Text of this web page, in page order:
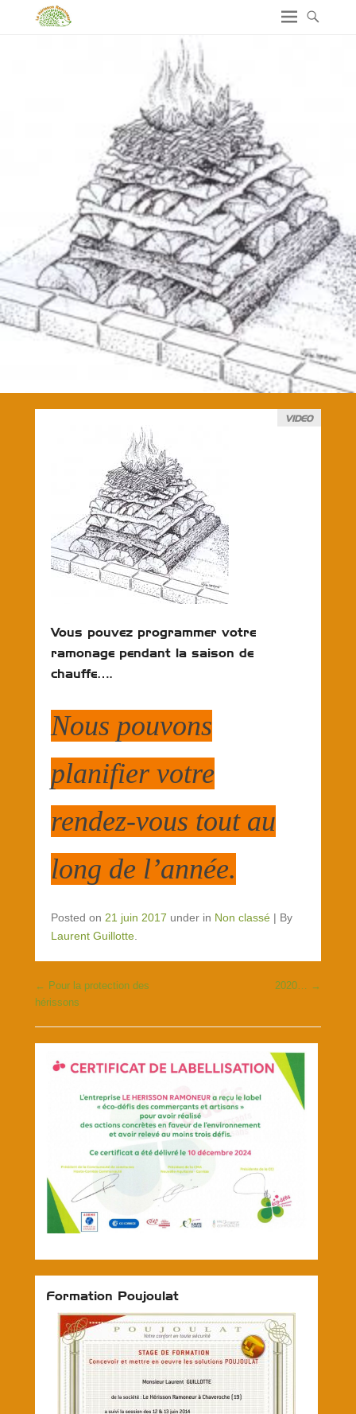
Vous pouvez programmer votre
ramonage pendant la saison de
chauffe….
VIDEO
Nous pouvons
planifier votre
rendez-vous tout au
long de l’année.
Posted on 21 juin 2017 under in Non classé | By
Laurent Guillotte
Post navigation
← Pour la protection des
hérissons
2020… →
Formation Poujoulat